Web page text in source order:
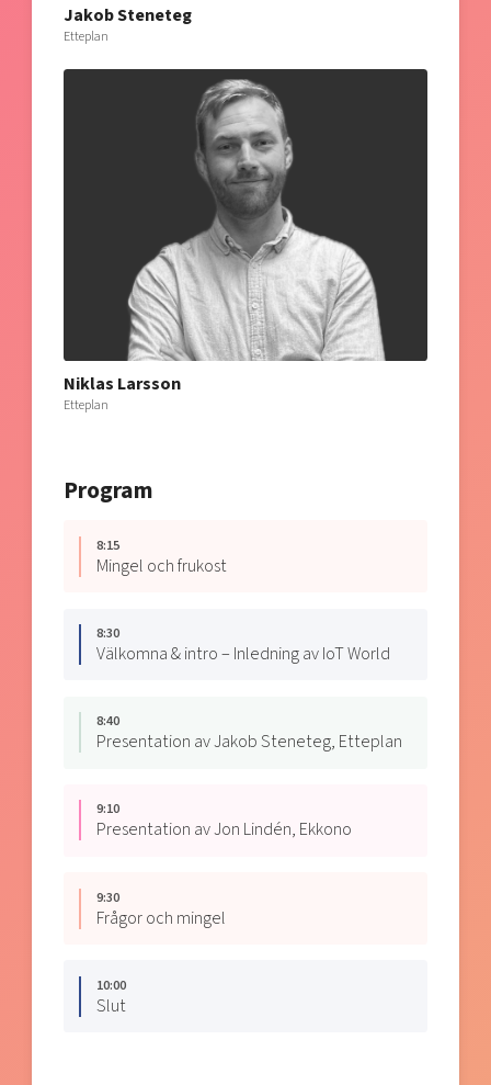
Jakob Steneteg
Etteplan
Niklas Larsson
Etteplan
Program
8:15
Mingel och frukost
8:30
Välkomna & intro – Inledning av IoT World
8:40
Presentation av Jakob Steneteg, Etteplan
9:10
Presentation av Jon Lindén, Ekkono
9:30
Frågor och mingel
10:00
Slut